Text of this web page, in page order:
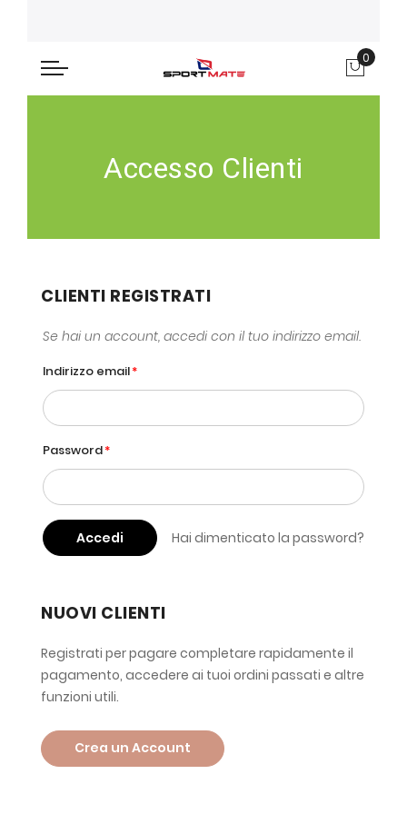
0
Accesso Clienti
CLIENTI REGISTRATI
Se hai un account, accedi con il tuo indirizzo email.
Indirizzo email
Password
Accedi Hai dimenticato la password?
NUOVI CLIENTI
Registrati per pagare completare rapidamente il
pagamento, accedere ai tuoi ordini passati e altre
funzioni utili.
Crea un Account